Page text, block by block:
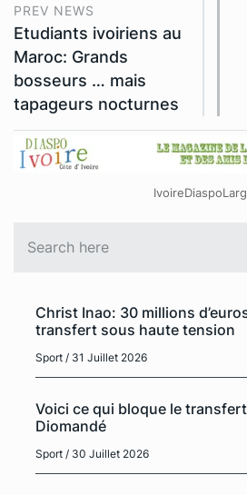
PREV NEWS
Etudiants ivoiriens au
Maroc: Grands
bosseurs … mais
tapageurs nocturnes
Christ Inao: 30 millions
transfert sous haute tension
Sport / 31 Juillet 2026
Voici ce qui bloque le
Diomandé
Sport / 30 Juillet 2026